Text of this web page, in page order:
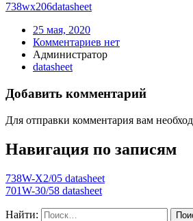
738wx206datasheet
25 мая, 2020
Комментариев нет
Администратор
datasheet
Добавить комментарий
Для отправки комментария вам
Навигация по записям
738W-X2/05 datasheet
701W-30/58 datasheet
Найти: